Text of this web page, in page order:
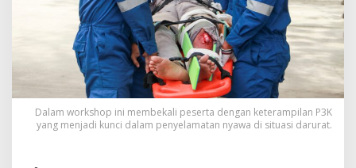
Dalam workshop ini membekali peserta dengan keterampilan P3K
yang menjadi kunci dalam penyelamatan nyawa di situasi darurat.